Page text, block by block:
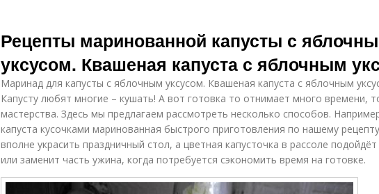
Рецепты маринованной капусты с
уксусом. Квашеная капуста с яблочным
Маринад для капусты с яблочным уксусом. Квашеная капуста с яблочным
Капусту любят многие – кушать! А вот готовка то отнимает много времени,
мастерства. Здесь мы предлагаем рассмотреть несколько способов.
капуста кусочками маринованная быстрого приготовления по нашему
вполне украсить праздничный стол, а цветная капусточка в рассоле
или заменит часть ужина, когда потребуется сэкономить время на готовке.